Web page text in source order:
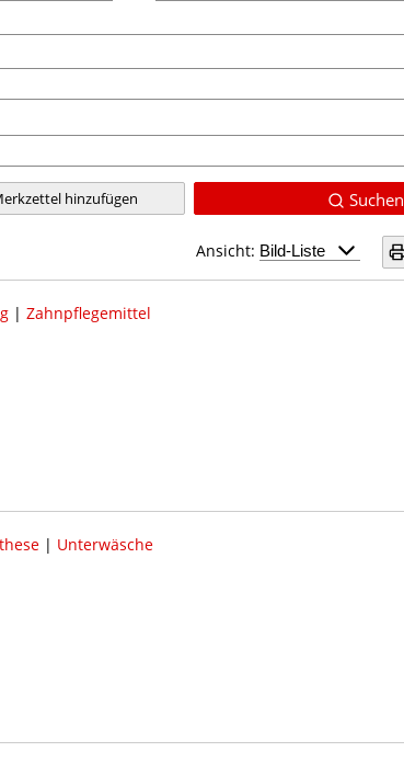
hinzufügen Suchen
Ansicht:
| Zahnpflegemittel
| Unterwäsche